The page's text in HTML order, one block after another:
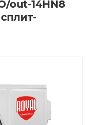
out-14HN8